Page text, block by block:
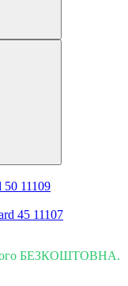
50 11109
БЕЗКОШТОВНА.